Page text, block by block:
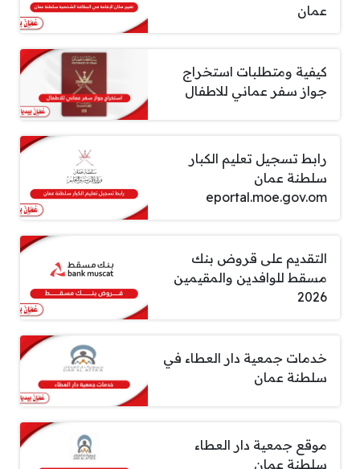
عمان
كيفية ومتطلبات استخراج
جواز سفر عماني للاطفال
رابط تسجيل تعليم الكبار
سلطنة عمان
eportal.moe.gov.om
التقديم على قروض بنك
مسقط للوافدين والمقيمين
2026
خدمات جمعية دار العطاء في
سلطنة عمان
موقع جمعية دار العطاء
سلطنة عمان